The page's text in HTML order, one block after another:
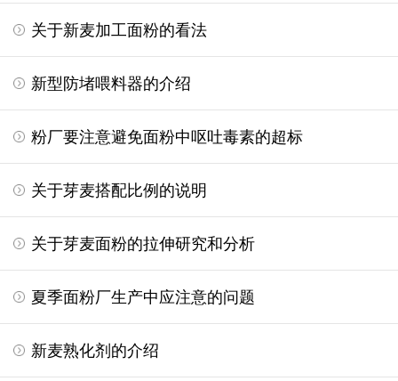
关于新麦加工面粉的看法
新型防堵喂料器的介绍
粉厂要注意避免面粉中呕吐毒素的超标
关于芽麦搭配比例的说明
关于芽麦面粉的拉伸研究和分析
夏季面粉厂生产中应注意的问题
新麦熟化剂的介绍